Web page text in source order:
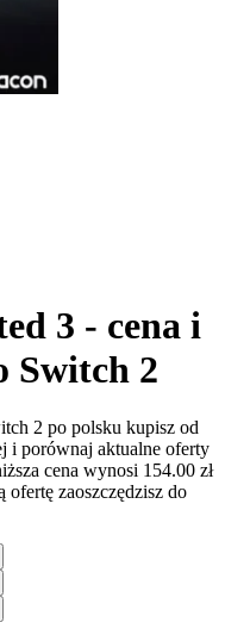
3 - cena i
Switch 2
2 po polsku kupisz od
i porównaj aktualne oferty
cena wynosi 154.00 zł
zaoszczędzisz do